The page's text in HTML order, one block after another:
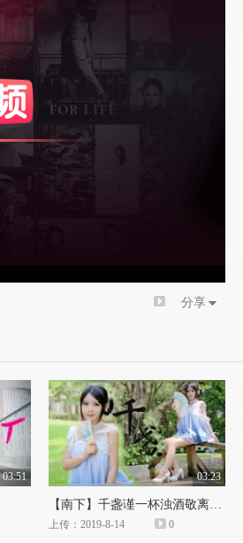
分享
03:51 03:23
【南下】千盏谨一杯浊酒敬离愁~
上传：2019-8-14 0